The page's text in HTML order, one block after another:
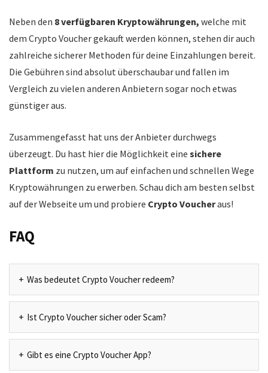
Neben den 8 verfügbaren Kryptowährungen, welche mit
dem Crypto Voucher gekauft werden können, stehen dir auch
zahlreiche sicherer Methoden für deine Einzahlungen bereit.
Die Gebühren sind absolut überschaubar und fallen im
Vergleich zu vielen anderen Anbietern sogar noch etwas
günstiger aus.
Zusammengefasst hat uns der Anbieter durchwegs
überzeugt. Du hast hier die Möglichkeit eine sichere
Plattform zu nutzen, um auf einfachen und schnellen Wege
Kryptowährungen zu erwerben. Schau dich am besten selbst
auf der Webseite um und probiere Crypto Voucheraus!
FAQ
Was bedeutet Crypto Voucher redeem?
Ist Crypto Voucher sicher oder Scam?
Gibt es eine Crypto Voucher App?